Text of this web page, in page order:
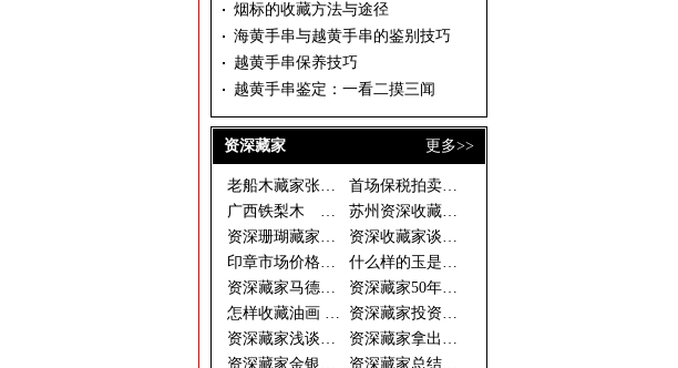
烟标的收藏方法与途径
海黄手串与越黄手串的鉴别技巧
越黄手串保养技巧
越黄手串鉴定：一看二摸三闻
更多>>
资深藏家
老船木藏家张有峰
首场保税拍卖落幕 西洋座钟银器
广西铁梨木 古拙淳朴藏价值
苏州资深收藏家温故轩谈收藏之二
资深珊瑚藏家说法
资深收藏家谈如何慧眼捡漏 一幅
印章市场价格倒挂 资深藏家期待
什么样的玉是好玉 资深藏家眼中
资深藏家马德光的投资秘诀
资深藏家50年藏古钱万余枚
怎样收藏油画 资深藏家开出三大
资深藏家投资须选书画中的“潜力
资深藏家浅谈和田玉收藏
资深藏家拿出珍藏办“徐乐乐作品
资深藏家金银器价格稳步上升 收
资深藏家总结的连环画收藏三字经